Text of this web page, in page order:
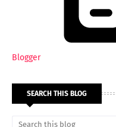
Blogger
SEARCH THIS BLOG